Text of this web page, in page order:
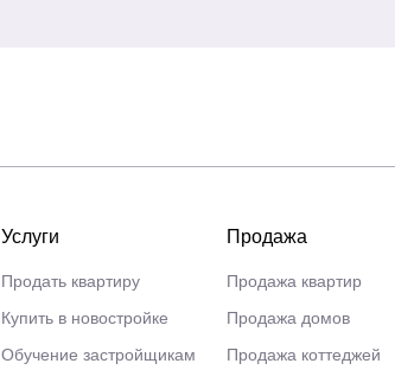
Услуги
Продать квартиру
Купить в новостройке
Обучение застройщикам
Продажа
Продажа квартир
Продажа домов
Продажа коттеджей